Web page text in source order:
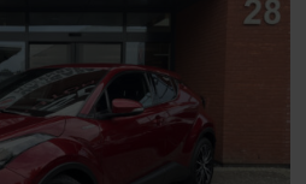
verstelbaar
dimmend